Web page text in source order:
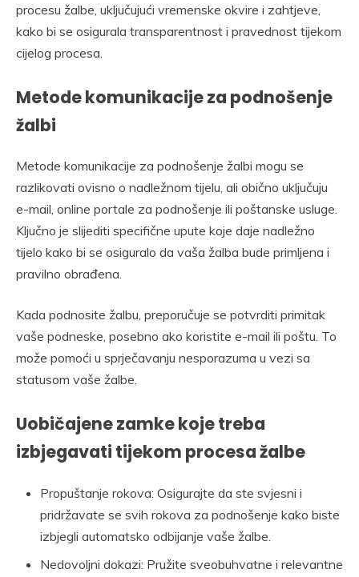
procesu žalbe, uključujući vremenske okvire i zahtjeve,
kako bi se osigurala transparentnost i pravednost tijekom
cijelog procesa.
Metode komunikacije za podnošenje
žalbi
Metode komunikacije za podnošenje žalbi mogu se
razlikovati ovisno o nadležnom tijelu, ali obično uključuju
e-mail, online portale za podnošenje ili poštanske usluge.
Ključno je slijediti specifične upute koje daje nadležno
tijelo kako bi se osiguralo da vaša žalba bude primljena i
pravilno obrađena.
Kada podnosite žalbu, preporučuje se potvrditi primitak
vaše podneske, posebno ako koristite e-mail ili poštu. To
može pomoći u sprječavanju nesporazuma u vezi sa
statusom vaše žalbe.
Uobičajene zamke koje treba
izbjegavati tijekom procesa žalbe
Propuštanje rokova: Osigurajte da ste svjesni i
pridržavate se svih rokova za podnošenje kako biste
izbjegli automatsko odbijanje vaše žalbe.
Nedovoljni dokazi: Pružite sveobuhvatne i relevantne